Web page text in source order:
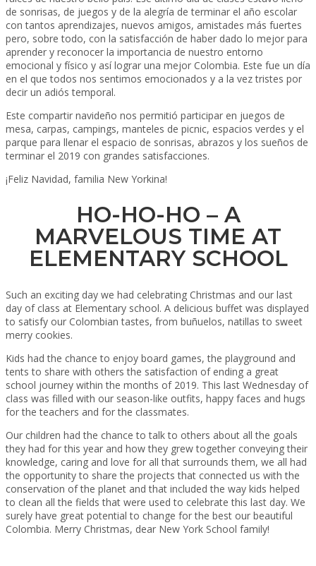
de sonrisas, de juegos y de la alegría de terminar el año escolar
con tantos aprendizajes, nuevos amigos, amistades más fuertes
pero, sobre todo, con la satisfacción de haber dado lo mejor para
aprender y reconocer la importancia de nuestro entorno
emocional y físico y así lograr una mejor Colombia. Este fue un día
en el que todos nos sentimos emocionados y a la vez tristes por
decir un adiós temporal.
Este compartir navideño nos permitió participar en juegos de
mesa, carpas, campings, manteles de picnic, espacios verdes y el
parque para llenar el espacio de sonrisas, abrazos y los sueños de
terminar el 2019 con grandes satisfacciones.
¡Feliz Navidad, familia New Yorkina!
HO-HO-HO – A
MARVELOUS TIME AT
ELEMENTARY SCHOOL
Such an exciting day we had celebrating Christmas and our last
day of class at Elementary school. A delicious buffet was displayed
to satisfy our Colombian tastes, from buñuelos, natillas to sweet
merry cookies.
Kids had the chance to enjoy board games, the playground and
tents to share with others the satisfaction of ending a great
school journey within the months of 2019. This last Wednesday of
class was filled with our season-like outfits, happy faces and hugs
for the teachers and for the classmates.
Our children had the chance to talk to others about all the goals
they had for this year and how they grew together conveying their
knowledge, caring and love for all that surrounds them, we all had
the opportunity to share the projects that connected us with the
conservation of the planet and that included the way kids helped
to clean all the fields that were used to celebrate this last day. We
surely have great potential to change for the best our beautiful
Colombia. Merry Christmas, dear New York School family!